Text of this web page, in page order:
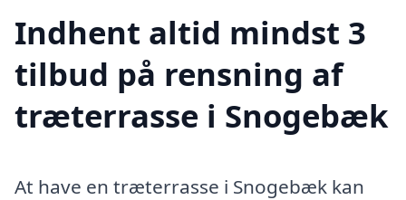
Indhent altid mindst 3
tilbud på rensning af
træterrasse i Snogebæk
At have en træterrasse i Snogebæk kan